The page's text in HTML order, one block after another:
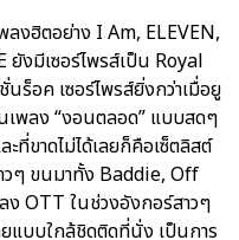
ลงฮิตอย่าง I Am, ELEVEN,
งมีเซอร์ไพรส์เป็น Royal
นร็อค เซอร์ไพรส์ยิ่งกว่าเมื่อยู
เพลง “งอนตลอด” แบบสดๆ
ที่ขาดไม่ได้เลยก็คือเซ็ตลิสต์
วๆ ขนมาทั้ง Baddie, Off
OTT ในช่วงอังกอร์สาวๆ
ยแบบใกล้ชิดติดที่นั่ง เป็นการ